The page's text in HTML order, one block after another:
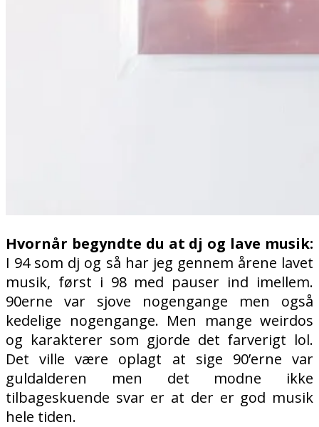
Hvornår begyndte du at dj og lave musik:
I 94 som dj og så har jeg gennem årene lavet
musik, først i 98 med pauser ind imellem.
90erne var sjove nogengange men også
kedelige nogengange. Men mange weirdos
og karakterer som gjorde det farverigt lol.
Det ville være oplagt at sige 90’erne var
guldalderen men det modne ikke
tilbageskuende svar er at der er god musik
hele tiden.